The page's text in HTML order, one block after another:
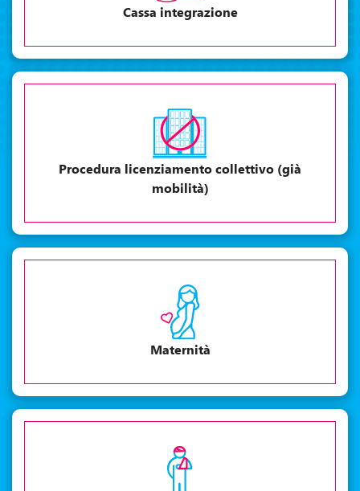
Cassa integrazione
Procedura licenziamento collettivo (già
mobilità)
Maternità